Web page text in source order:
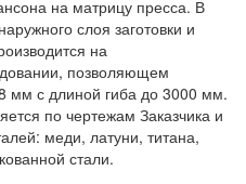
на матрицу пресса. В
слоя заготовки и
на
позволяющем
мм с длиной гиба до 3000 мм.
по чертежам Заказчика и
меди, латуни, титана,
стали.